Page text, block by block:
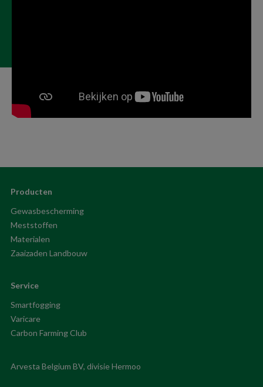
Producten
Gewasbescherming
Meststoffen
Materialen
Zaaizaden Landbouw
Service
Smartfogging
Varicare
Carbon Farming Club